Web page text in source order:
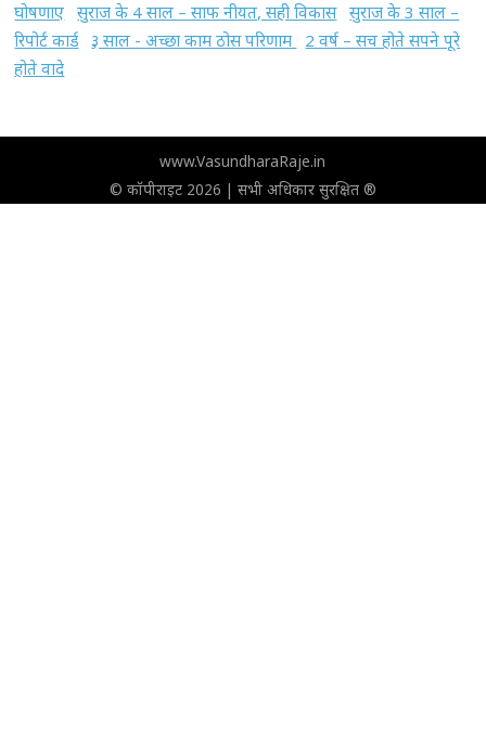
घोषणाए सुराज के 4 साल – साफ नीयत, सही विकास सुराज के 3 साल –
रिपोर्ट कार्ड
३ साल - अच्छा काम ठोस परिणाम
2 वर्ष – सच होते सपने पूरे
होते वादे
www.VasundharaRaje.in
© कॉपीराइट 2026 | सभी अधिकार सुरक्षित ®